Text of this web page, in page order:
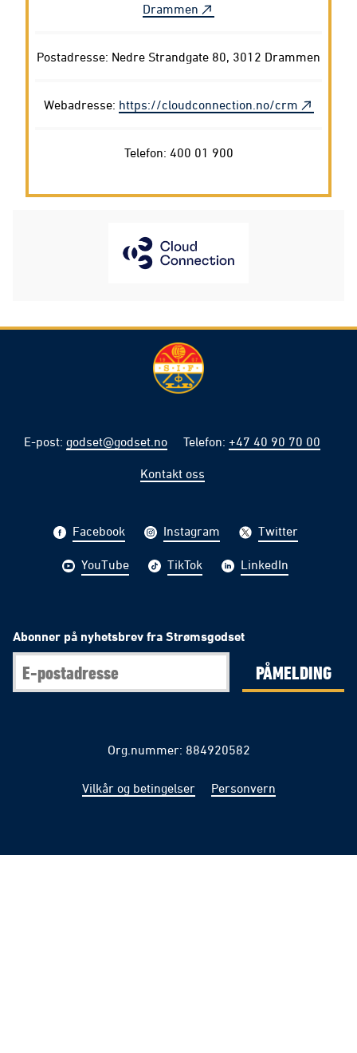
Drammen
Postadresse: Nedre Strandgate 80, 3012 Drammen
Webadresse: https://cloudconnection.no/crm
Telefon: 400 01 900
E-post: godset@godset.no Telefon: +47 40 90 70 00
Kontakt oss
Facebook Instagram Twitter
YouTube TikTok LinkedIn
Abonner på nyhetsbrev fra Strømsgodset
PÅMELDING
Org.nummer: 884920582
Vilkår og betingelser Personvern